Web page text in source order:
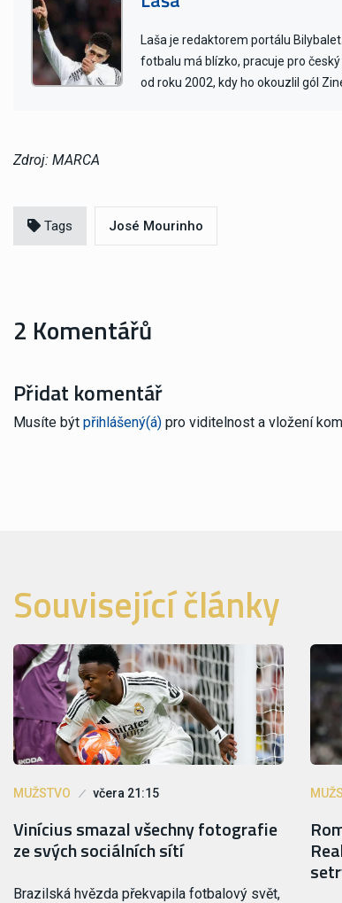
Laša je redaktorem portálu
fotbalu má blízko, pracuje pro
od roku 2002, kdy ho okouzlil gól
Zdroj: MARCA
Tags José Mourinho
2 Komentářů
Přidat komentář
Musíte být přihlášený(á) pro viditelnost a vložení
Související články
MUŽSTVO včera 21:15
Vinícius smazal všechny fotografie
ze svých sociálních sítí
Brazilská hvězda překvapila fotbalový svět,